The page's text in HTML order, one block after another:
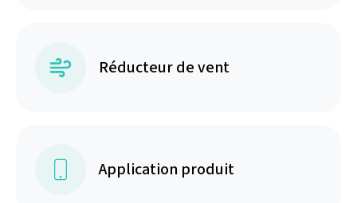
Réducteur de vent
Application produit